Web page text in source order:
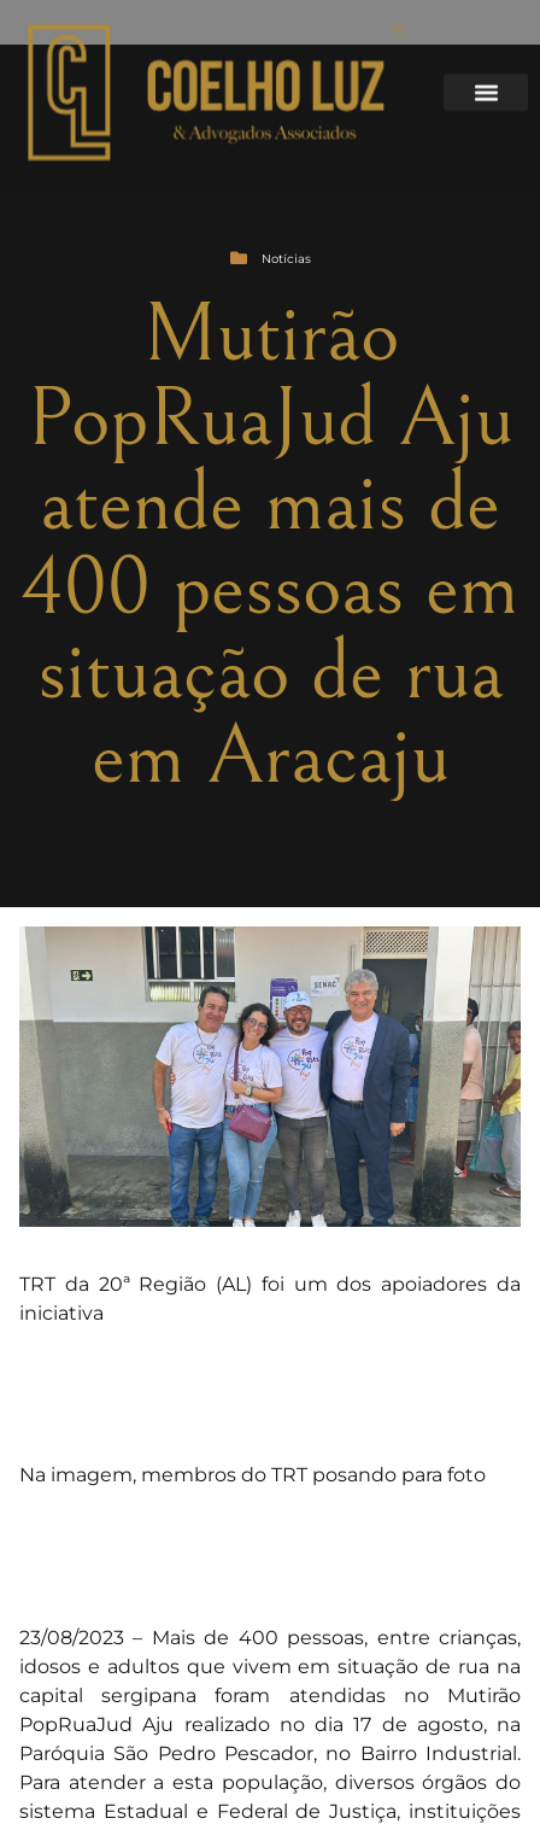
Notícias
Mutirão
PopRuaJud Aju
atende mais de
400 pessoas em
situação de rua
em Aracaju
TRT da 20ª Região (AL) foi um dos apoiadores da
iniciativa
Na imagem, membros do TRT posando para foto
23/08/2023 – Mais de 400 pessoas, entre crianças,
idosos e adultos que vivem em situação de rua na
capital sergipana foram atendidas no Mutirão
PopRuaJud Aju realizado no dia 17 de agosto, na
Paróquia São Pedro Pescador, no Bairro Industrial.
Para atender a esta população, diversos órgãos do
sistema Estadual e Federal de Justiça, instituições